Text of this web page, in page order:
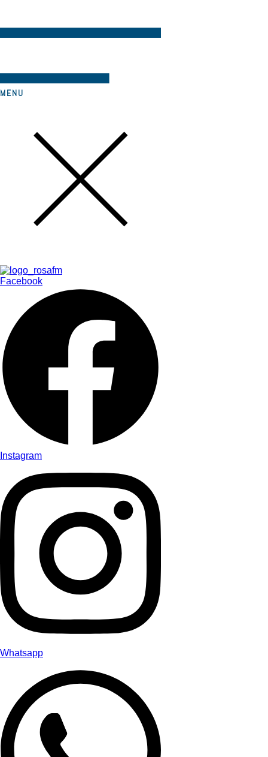
MENU
Facebook
Instagram
Whatsapp